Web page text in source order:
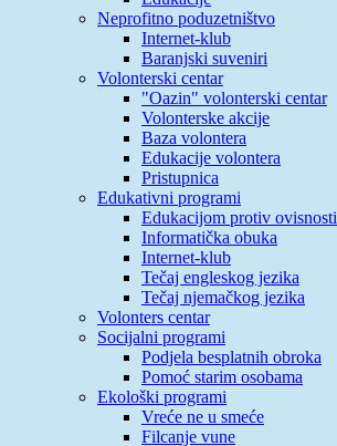
Neprofitno poduzetništvo
Internet-klub
Baranjski suveniri
Volonterski centar
"Oazin" volonterski centar
Volonterske akcije
Baza volontera
Edukacije volontera
Pristupnica
Edukativni programi
Edukacijom protiv ovisnosti
Informatička obuka
Internet-klub
Tečaj engleskog jezika
Tečaj njemačkog jezika
Volonters centar
Socijalni programi
Podjela besplatnih obroka
Pomoć starim osobama
Ekološki programi
Vreće ne u smeće
Filcanje vune